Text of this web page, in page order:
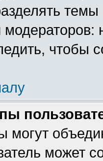
чтобы
могут
может